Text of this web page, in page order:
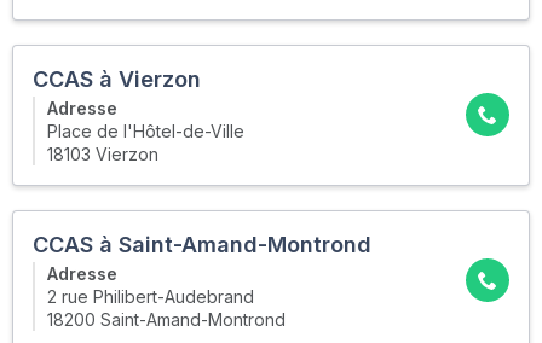
CCAS à Vierzon
Adresse
Place de l'Hôtel-de-Ville
18103 Vierzon
CCAS à Saint-Amand-Montrond
Adresse
2 rue Philibert-Audebrand
18200 Saint-Amand-Montrond